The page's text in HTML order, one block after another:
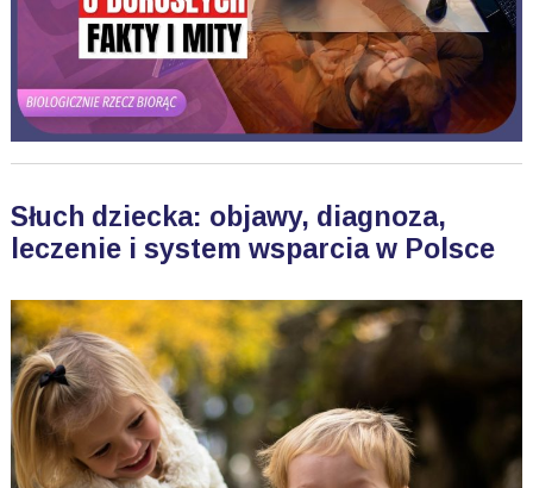
Słuch dziecka: objawy, diagnoza,
leczenie i system wsparcia w Polsce